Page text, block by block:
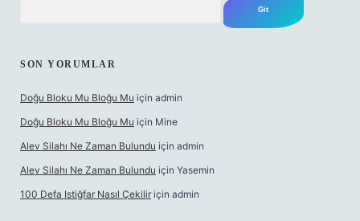
SON YORUMLAR
Doğu Bloku Mu Bloğu Mu için admin
Doğu Bloku Mu Bloğu Mu için Mine
Alev Silahı Ne Zaman Bulundu için admin
Alev Silahı Ne Zaman Bulundu için Yasemin
100 Defa Istiğfar Nasıl Çekilir için admin